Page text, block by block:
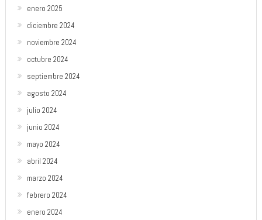
enero 2025
diciembre 2024
noviembre 2024
octubre 2024
septiembre 2024
agosto 2024
julio 2024
junio 2024
mayo 2024
abril 2024
marzo 2024
febrero 2024
enero 2024